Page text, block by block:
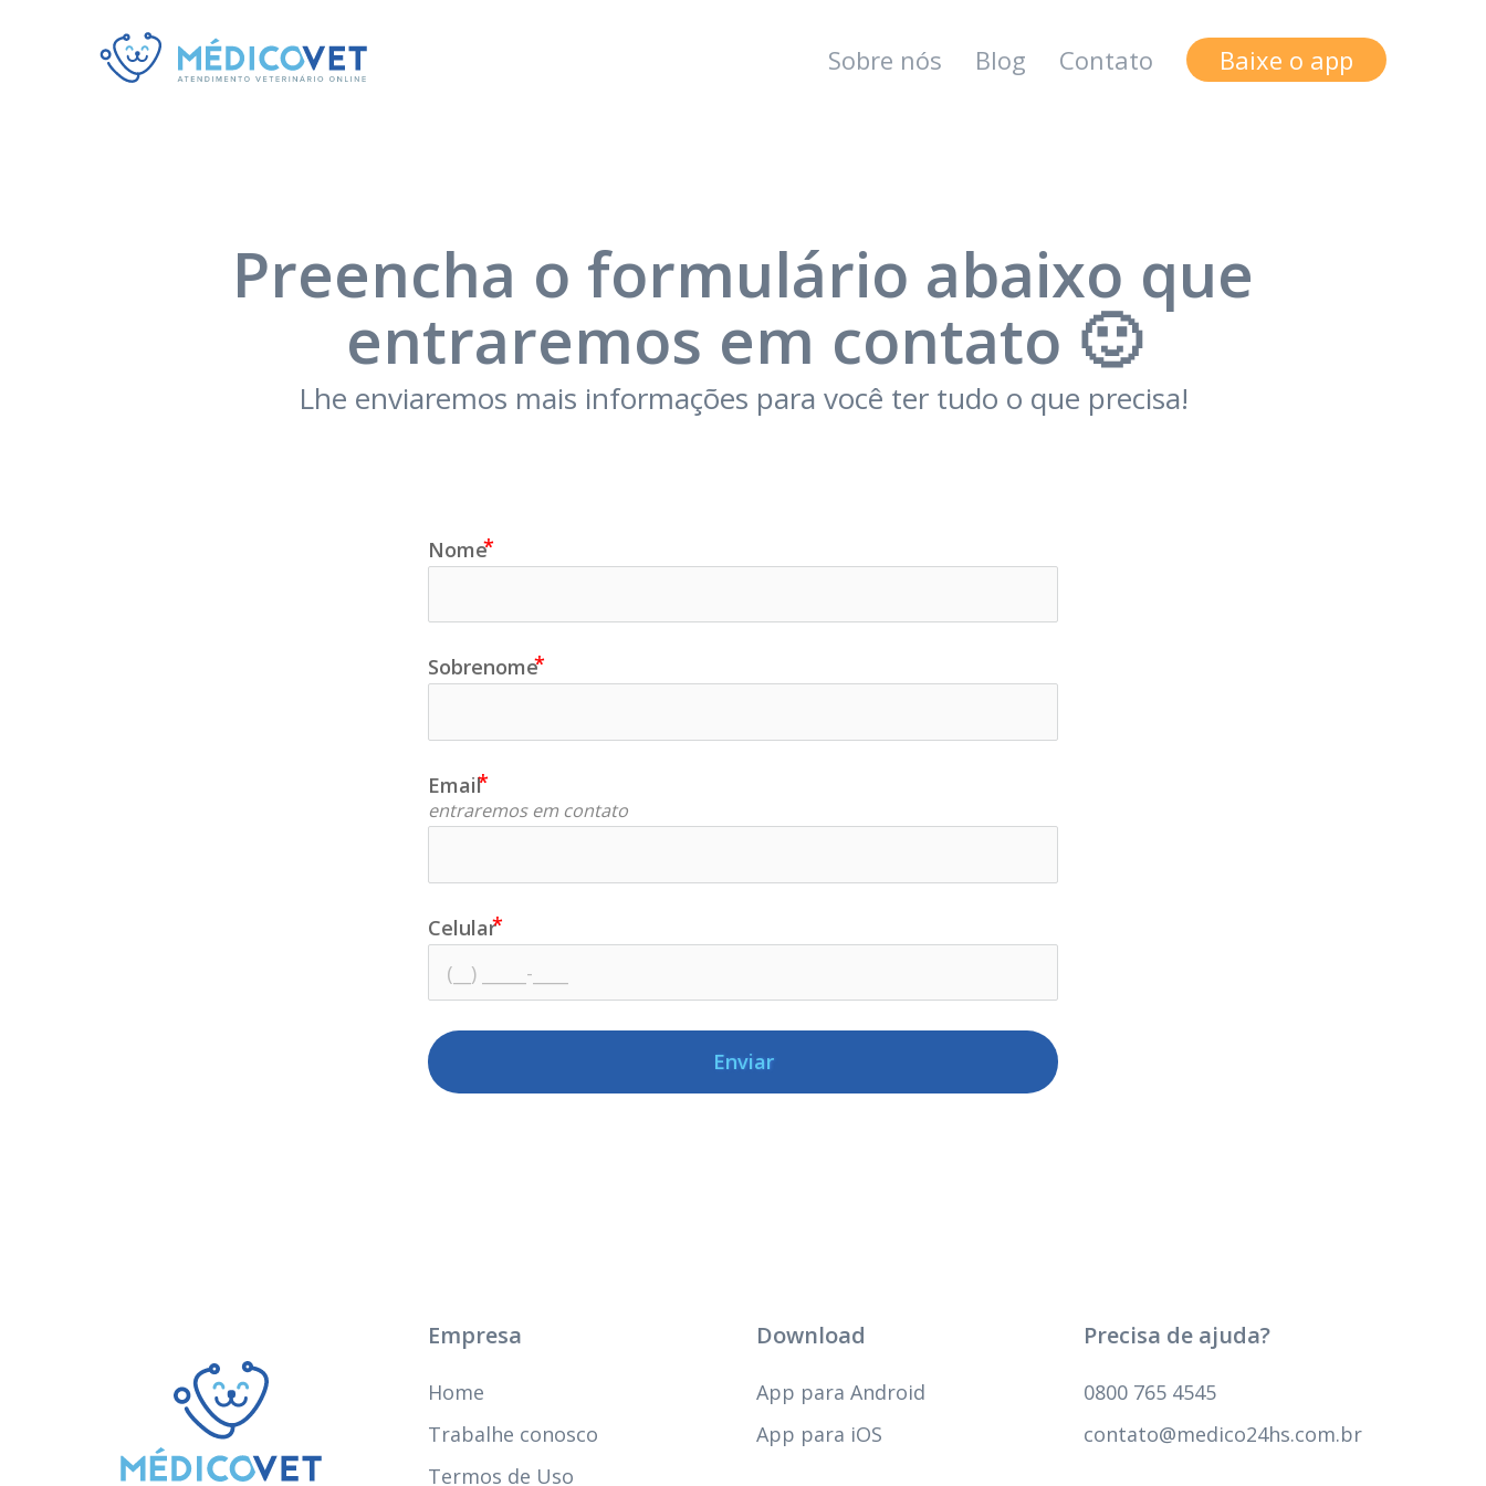
Sobre nós Blog Contato Baixe o app
Preencha o formulário abaixo que
entraremos em contato 🙂
Lhe enviaremos mais informações para você ter tudo o que precisa!
Nome
Sobrenome
Email
entraremos em contato
Celular
Enviar
Empresa
Home
Trabalhe conosco
Termos de Uso
Download
App para Android
App para iOS
Precisa de ajuda?
0800 765 4545
contato@medico24hs.com.br